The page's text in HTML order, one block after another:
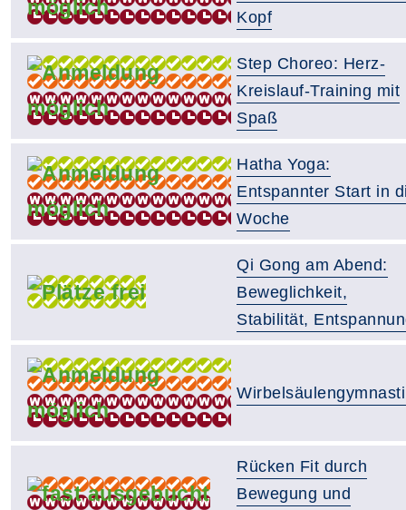
Kopf
Step Choreo: Herz-
Kreislauf-Training mit
Spaß
Hatha Yoga:
Entspannter Start in
Woche
Qi Gong am Abend:
Beweglichkeit,
Stabilität,
Rücken Fit durch
Bewegung und